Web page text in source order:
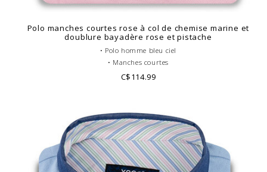
Polo manches courtes rose à col de chemise marine et
doublure bayadère rose et pistache
• Polo homme bleu ciel
• Manches courtes
• Coupe ajustée ou cintrée
• Doublure à motifs
• Look casual
C$114.99